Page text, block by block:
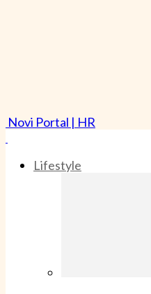
Novi Portal | HR
Lifestyle